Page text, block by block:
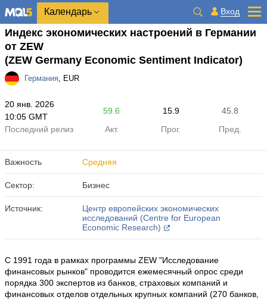
Календарь Вход
Индекс экономических настроений в Германии
от ZEW
(ZEW Germany Economic Sentiment Indicator)
Германия, EUR
20 янв. 2026
10:05 GMT
59.6 15.9
45.8
Последний релиз
Акт. Прог. Пред.
Важность Средняя
Сектор: Бизнес
Источник:
Центр европейских экономических
исследований (Centre for European
Economic Research)
С 1991 года в рамках программы ZEW "Исследование
финансовых рынков" проводится ежемесячный опрос среди
порядка 300 экспертов из банков, страховых компаний и
финансовых отделов отдельных крупных компаний (270 банков,